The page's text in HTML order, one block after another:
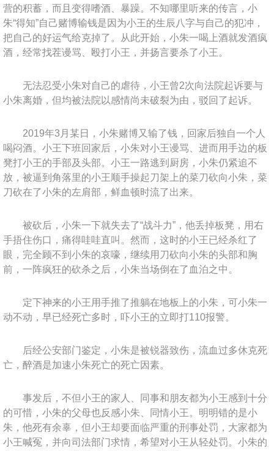
营的积蓄，而且变得嗜酒、暴躁。不知哪里听来的传言，小
朱“得知”自己赌博输钱是因为小王的生辰八字与自己的犯冲，
把自己的好运气给克掉了。从此开始，小朱一喝上酒就发酒疯
酒，经常找茬谩骂、殴打小王，并扬言要杀了小王。
无法忍受小朱对自己的虐待，小王曾2次向法院起诉要与
小朱离婚，但均被法院以感情尚未破裂为由，驳回了起诉。
2019年3月某日，小朱赌博又输了钱，回家后独自一个人
喝闷酒。小王下班回家后，小朱对小王谩骂、进而用手边的板
凳打小王的手部及头部。小王一路逃到厨房，小朱仍紧追不
放，被逼到角落里的小王顺手操起刀架上的菜刀砍向小朱，菜
刀砍在了小朱的左肩部，鲜血顿时流了出来。
被砍后，小朱一下就失去了“战斗力”，他丢掉板凳，用右
手捂住伤口，痛得哇哇直叫。然而，这时的小王已经杀红了
眼，完全顾不到小朱的哀嚎，继续用刀砍向小朱的头部和胸
前，一阵疯狂的砍杀之后，小朱当场倒在了血泊之中。
定下神来的小王用手推了推躺在地板上的小朱，可小朱一
动不动，早已经死亡多时，吓小王的立即打110报警。
后经公安部门鉴定，小朱是被锐器致伤，流血过多休克死
亡，醉酒是加速小朱死亡的死亡因素。
事发后，不但小王的家人、同事和朋友都为小王感到十分
的可惜，小朱的父母也反感小朱、同情小王。明明错的是小
朱，他死有余辜，但小王却要面临严重的刑事处罚，大家都为
小王喊冤，并向司法部门求情，希望对小王从轻处罚。小朱的